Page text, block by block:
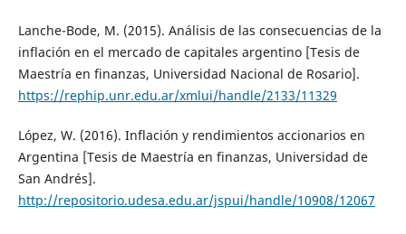
Lanche-Bode, M. (2015). Análisis de las consecuencias de la
inflación en el mercado de capitales argentino [Tesis de
Maestría en finanzas, Universidad Nacional de Rosario].
https://rephip.unr.edu.ar/xmlui/handle/2133/11329
López, W. (2016). Inflación y rendimientos accionarios en
Argentina [Tesis de Maestría en finanzas, Universidad de
San Andrés].
http://repositorio.udesa.edu.ar/jspui/handle/10908/12067